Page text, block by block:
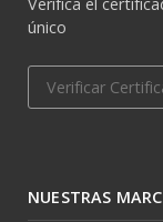
único
Verificar
NUESTRAS